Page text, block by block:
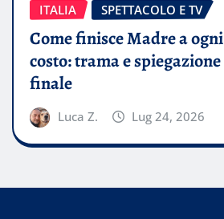
ITALIA SPETTACOLO E TV
Come finisce Madre a ogni
costo: trama e spiegazione
finale
Luca Z. Lug 24, 2026